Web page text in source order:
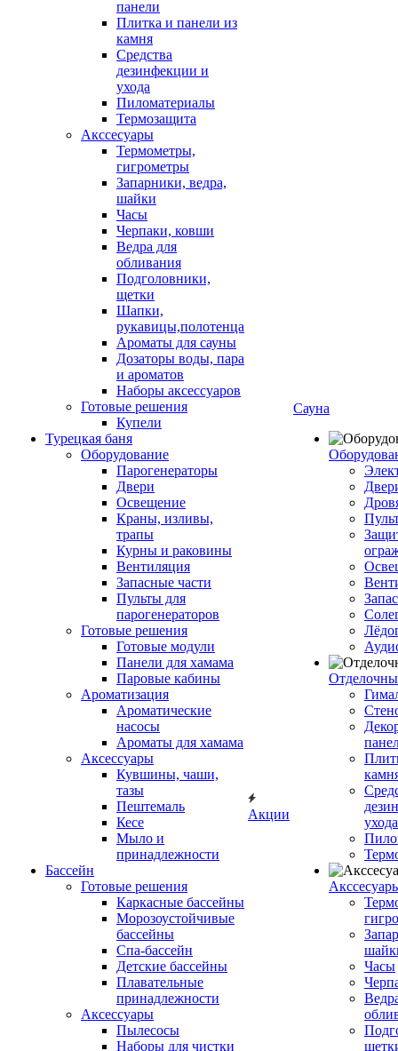
панели
Плитка и панели из
камня
Средства
дезинфекции и
ухода
Пиломатериалы
Термозащита
Аксcесуары
Термометры,
гигрометры
Запарники, ведра,
шайки
Часы
Черпаки, ковши
Ведра для
обливания
Подголовники,
щетки
Шапки,
рукавицы,полотенца
Ароматы для сауны
Дозаторы воды, пара
и ароматов
Наборы аксессуаров
Готовые решения
Купели
Турецкая баня
Оборудование
Парогенераторы
Двери
Освещение
Краны, изливы,
трапы
Курны и раковины
Вентиляция
Запасные части
Пульты для
парогенераторов
Готовые решения
Готовые модули
Панели для хамама
Паровые кабины
Ароматизация
Ароматические
насосы
Ароматы для хамама
Аксессуары
Кувшины, чаши,
тазы
Пештемаль
Кесе
Мыло и
принадлежности
Бассейн
Готовые решения
Каркасные бассейны
Морозоустойчивые
бассейны
Спа-бассейн
Детские бассейны
Плавательные
принадлежности
Аксессуары
Пылесосы
Наборы для чистки
Акции
Сауна
ухода
Часы